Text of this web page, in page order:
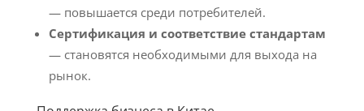
— повышается среди потребителей.
Сертификация и соответствие стандартам
— становятся необходимыми для выхода на
рынок.